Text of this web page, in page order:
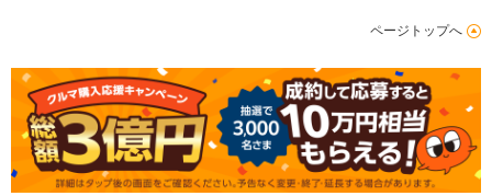
ページトップへ